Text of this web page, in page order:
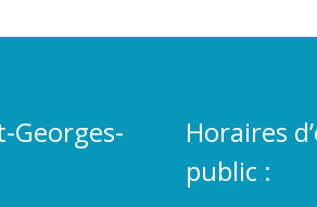
Georges-
Horaires
public :